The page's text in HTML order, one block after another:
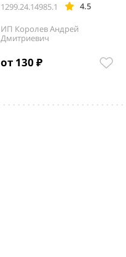
от 130 ₽
1299.24.14985.1 4.5
ИП Королев Андрей
Дмитриевич